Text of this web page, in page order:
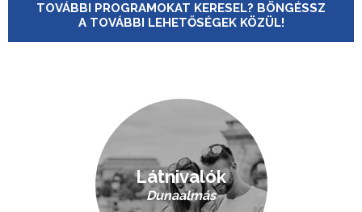
TOVÁBBI PROGRAMOKAT KERESEL? BÖNGÉSSZ
A TOVÁBBI LEHETŐSÉGEK KÖZÜL!
Látnivalók
Dunaalmás